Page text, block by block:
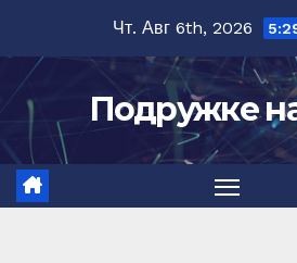
содержимому
Чт. Авг 6th, 2026
Подружке